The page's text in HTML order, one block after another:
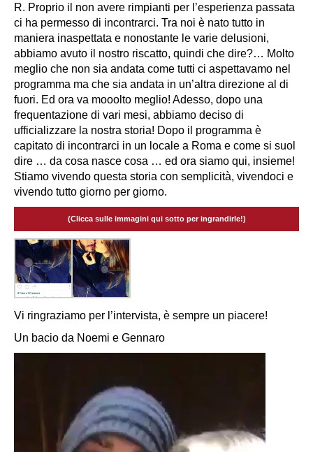
R. Proprio il non avere rimpianti per l’esperienza passata
ci ha permesso di incontrarci. Tra noi è nato tutto in
maniera inaspettata e nonostante le varie delusioni,
abbiamo avuto il nostro riscatto, quindi che dire?… Molto
meglio che non sia andata come tutti ci aspettavamo nel
programma ma che sia andata in un’altra direzione al di
fuori. Ed ora va mooolto meglio! Adesso, dopo una
frequentazione di vari mesi, abbiamo deciso di
ufficializzare la nostra storia! Dopo il programma è
capitato di incontrarci in un locale a Roma e come si suol
dire … da cosa nasce cosa … ed ora siamo qui, insieme!
Stiamo vivendo questa storia con semplicità, vivendoci e
vivendo tutto giorno per giorno.
(Clicca sulle immagini qui sotto per ingrandirle!)
Vi ringraziamo per l’intervista, è sempre un piacere!
Un bacio da Noemi e Gennaro